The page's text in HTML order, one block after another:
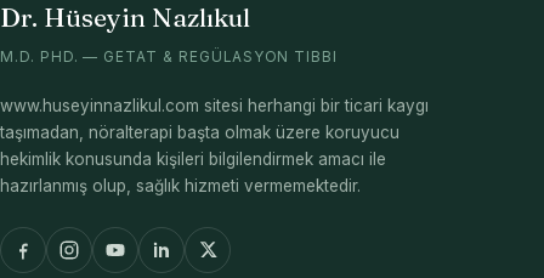
Dr. Hüseyin Nazlıkul
M.D. PHD. — GETAT & REGÜLASYON TIBBI
www.huseyinnazlikul.com sitesi herhangi bir ticari kaygı
taşımadan, nöralterapi başta olmak üzere koruyucu
hekimlik konusunda kişileri bilgilendirmek amacı ile
hazırlanmış olup, sağlık hizmeti vermemektedir.